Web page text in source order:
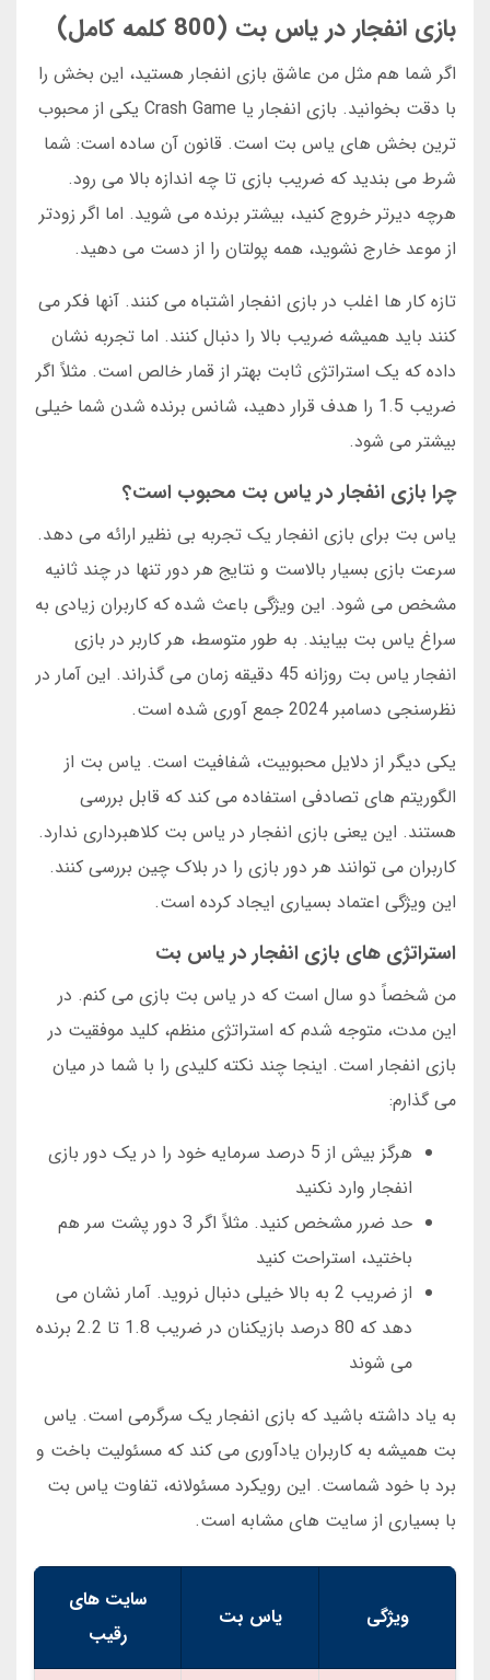
بازی انفجار در یاس بت (800 کلمه کامل)
اگر شما هم مثل من عاشق بازی انفجار هستید، این بخش را
با دقت بخوانید. بازی انفجار یا Crash Game یکی از محبوب
ترین بخش های یاس بت است. قانون آن ساده است: شما
شرط می بندید که ضریب بازی تا چه اندازه بالا می رود.
هرچه دیرتر خروج کنید، بیشتر برنده می شوید. اما اگر زودتر
از موعد خارج نشوید، همه پولتان را از دست می دهید.
تازه کار ها اغلب در بازی انفجار اشتباه می کنند. آنها فکر می
کنند باید همیشه ضریب بالا را دنبال کنند. اما تجربه نشان
داده که یک استراتژی ثابت بهتر از قمار خالص است. مثلاً اگر
ضریب 1.5 را هدف قرار دهید، شانس برنده شدن شما خیلی
بیشتر می شود.
چرا بازی انفجار در یاس بت محبوب است؟
یاس بت برای بازی انفجار یک تجربه بی نظیر ارائه می دهد.
سرعت بازی بسیار بالاست و نتایج هر دور تنها در چند ثانیه
مشخص می شود. این ویژگی باعث شده که کاربران زیادی به
سراغ یاس بت بیایند. به طور متوسط، هر کاربر در بازی
انفجار یاس بت روزانه 45 دقیقه زمان می گذراند. این آمار در
نظرسنجی دسامبر 2024 جمع آوری شده است.
یکی دیگر از دلایل محبوبیت، شفافیت است. یاس بت از
الگوریتم های تصادفی استفاده می کند که قابل بررسی
هستند. این یعنی بازی انفجار در یاس بت کلاهبرداری ندارد.
کاربران می توانند هر دور بازی را در بلاک چین بررسی کنند.
این ویژگی اعتماد بسیاری ایجاد کرده است.
استراتژی های بازی انفجار در یاس بت
من شخصاً دو سال است که در یاس بت بازی می کنم. در
این مدت، متوجه شدم که استراتژی منظم، کلید موفقیت در
بازی انفجار است. اینجا چند نکته کلیدی را با شما در میان
می گذارم:
هرگز بیش از 5 درصد سرمایه خود را در یک دور بازی
انفجار وارد نکنید
حد ضرر مشخص کنید. مثلاً اگر 3 دور پشت سر هم
باختید، استراحت کنید
از ضریب 2 به بالا خیلی دنبال نروید. آمار نشان می
دهد که 80 درصد بازیکنان در ضریب 1.8 تا 2.2 برنده
می شوند
به یاد داشته باشید که بازی انفجار یک سرگرمی است. یاس
بت همیشه به کاربران یادآوری می کند که مسئولیت باخت و
برد با خود شماست. این رویکرد مسئولانه، تفاوت یاس بت
با بسیاری از سایت های مشابه است.
ویژگی یاس بت
سایت های
رقیب